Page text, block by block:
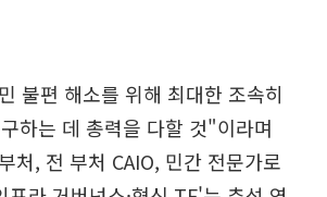
불편 해소를 위해 최대한 조속히
하는 데 총력을 다할 것"이라며
처, 전 부처 CAIO, 민간 전문가로